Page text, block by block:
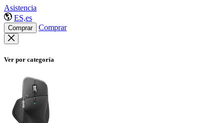
Asistencia
ES,es
Comprar Comprar
Ver por categoría